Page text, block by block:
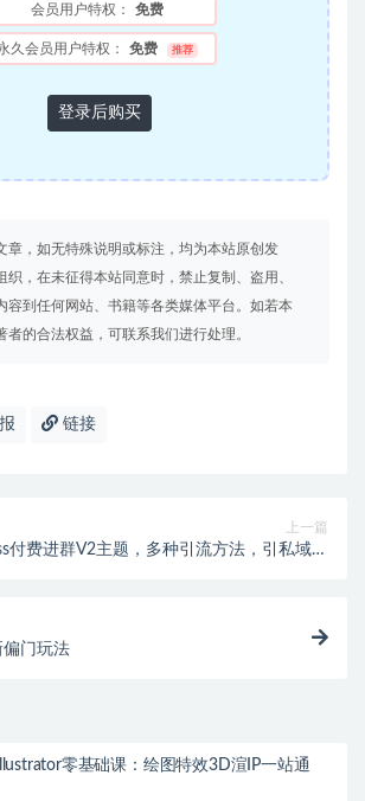
会员用户特权： 免费
久会员用户特权： 免费 推荐
登录后购买
章，如无特殊说明或标注，均为本站原创发
织，在未征得本站同意时，禁止复制、盗用、
容到任何网站、书籍等各类媒体平台。如若本
者的合法权益，可联系我们进行处理。
链接
上一篇
付费进群V2主题，多种引流方法，引私域二
门玩法
Illustrator零基础课：绘图特效3D渲IP一站通